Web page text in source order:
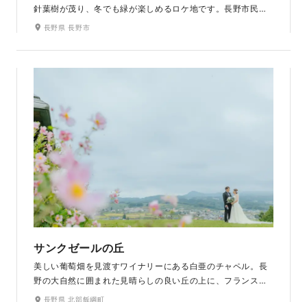
針葉樹が茂り、冬でも緑が楽しめるロケ地です。長野市民の
憩いの場として親しまれ、長野出身の方なら思い出の場所と
国感のある写真も撮影できます。ラヴィファクトリー 長野店
から車で10分以内とアクセス抜群です。
長野県 長野市
サンクゼールの丘
美しい葡萄畑を見渡すワイナリーにある白亜のチャペル。長
野の大自然に囲まれた見晴らしの良い丘の上に、フランスの
田舎町のような美しく穏やかな風景が広がります。四季の自
長野県 北部飯綱町